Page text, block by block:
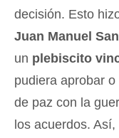
decisión. Esto
Juan Manuel
un plebiscito
pudiera aprobar
de paz con la
los acuerdos.